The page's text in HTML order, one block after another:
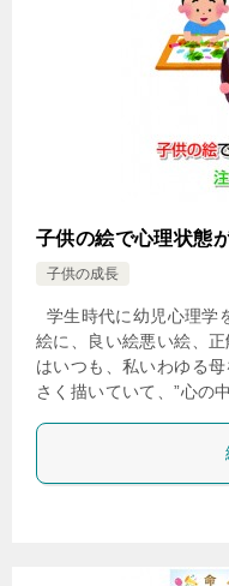
子供の絵で心理状態
子供の成長
学生時代に幼児心理学
絵に、良い絵悪い絵、
はいつも、私いわゆる
さく描いていて、”心の